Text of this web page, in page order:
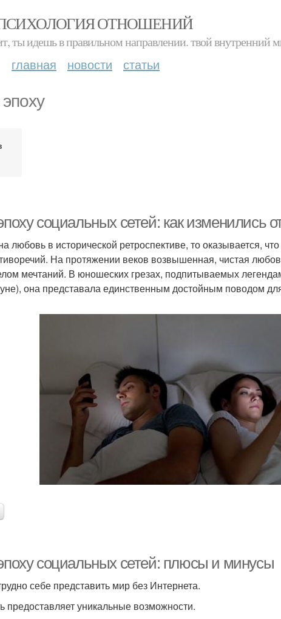
ОТНОШЕНИЙ
ты идешь в правильном направлении. твой внутренний
главная новости статьи
социальных сетей: как изменились
любовь в исторической ретроспективе, то оказывается,
На протяжении веков возвышенная, чистая
мечтаний. В юношеских грезах, подпитываемых
она представала единственным достойным поводом
социальных сетей: плюсы и минусы
себе представить мир без Интернета.
предоставляет уникальные возможности.